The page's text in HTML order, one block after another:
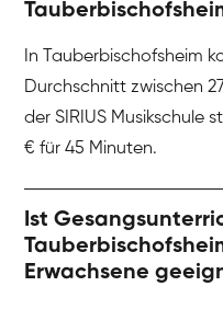
In Tauberbischofsheim
Durchschnitt zwischen
der SIRIUS Musikschule
€ für 45 Minuten.
Ist
Erwachsene